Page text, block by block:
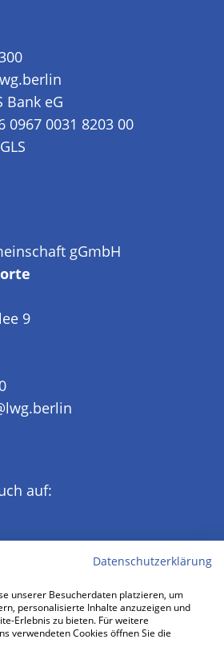
Bank eG
0967 0031 8203 00
gGmbH
9
auf:
Datenschutzerklärung
unserer Besucherdaten platzieren, um
personalisierte Inhalte anzuzeigen und
Erlebnis zu bieten. Für weitere
verwendeten Cookies öffnen Sie die